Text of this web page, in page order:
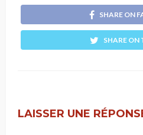
SHARE ON
SHARE
LAISSER UNE